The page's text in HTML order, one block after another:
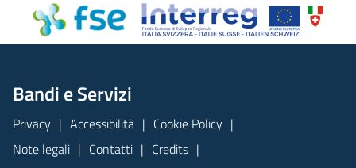
Bandi e Servizi
Privacy Accessibilità
Cookie Policy
Note legali
Contatti Credits